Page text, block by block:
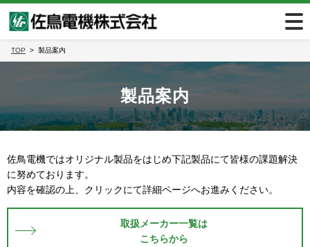
TOP 製品案内
製品案内
佐鳥電機ではオリジナル製品をはじめ下記製品にて皆様の課題解決
に努めております。
内容を確認の上、クリックにて詳細ページへお進みください。
取扱メーカー一覧は
こちらから